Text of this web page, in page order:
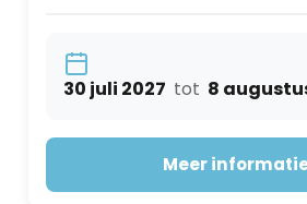
30 juli 2027 tot 8
Meer